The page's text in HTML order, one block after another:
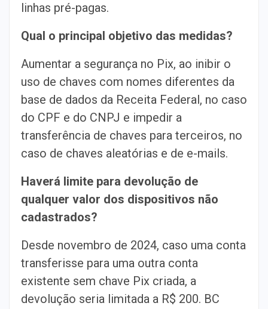
linhas pré-pagas.
Qual o principal objetivo das medidas?
Aumentar a segurança no Pix, ao inibir o
uso de chaves com nomes diferentes da
base de dados da Receita Federal, no caso
do CPF e do CNPJ e impedir a
transferência de chaves para terceiros, no
caso de chaves aleatórias e de e-mails.
Haverá limite para devolução de
qualquer valor dos dispositivos não
cadastrados?
Desde novembro de 2024, caso uma conta
transferisse para uma outra conta
existente sem chave Pix criada, a
devolução seria limitada a R$ 200. BC